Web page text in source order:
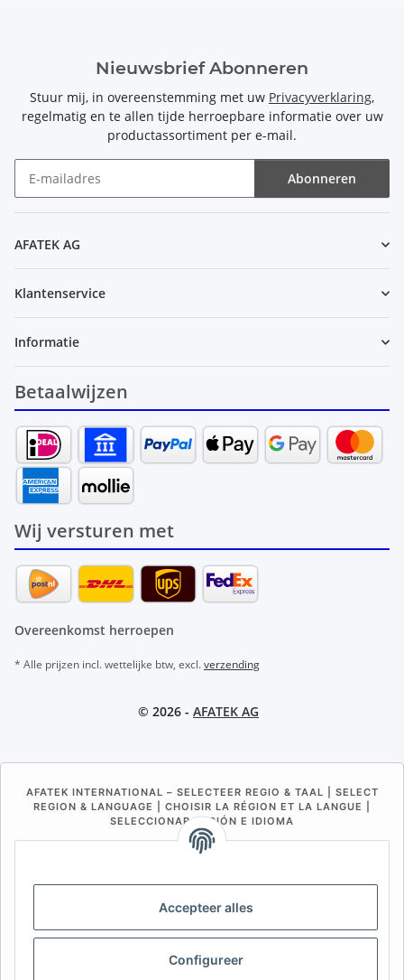
Accepteer alles
Configureer
Nieuwsbrief Abonneren
Stuur mij, in overeenstemming met uw Privacyverklaring,
regelmatig en te allen tijde herroepbare informatie over uw
productassortiment per e-mail.
Abonneren
AFATEK AG
Klantenservice
Informatie
Betaalwijzen
Wij versturen met
Overeenkomst herroepen
* Alle prijzen incl. wettelijke btw, excl.verzending
© 2026 - AFATEK AG
AFATEK INTERNATIONAL – SELECTEER REGIO & TAAL | SELECT
REGION & LANGUAGE | CHOISIR LA RÉGION ET LA LANGUE |
SELECCIONAR REGIÓN E IDIOMA
CH (IT) BE (NL) BE (FR) NL
USA